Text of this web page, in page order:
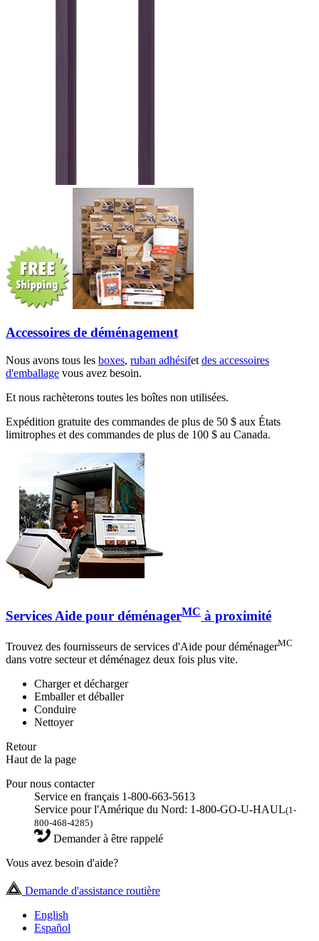
Accessoires de déménagement
Nous avons tous les boxes, ruban adhésifet des accessoires
d'emballage vous avez besoin.
Et nous rachèterons toutes les boîtes non utilisées.
Expédition gratuite des commandes de plus de 50 $ aux États
limitrophes et des commandes de plus de 100 $ au Canada.
Services Aide pour déménagerMC à proximité
Trouvez des fournisseurs de services d'Aide pour déménagerMC
dans votre secteur et déménagez deux fois plus vite.
Charger et décharger
Emballer et déballer
Conduire
Nettoyer
Retour
Haut de la page
Pour nous contacter
Service en français 1-800-663-5613
Service pour l'Amérique du Nord: 1-800-GO-U-HAUL(1-
800-468-4285)
Demander à être rappelé
Vous avez besoin d'aide?
Demande d'assistance routière
English
Español